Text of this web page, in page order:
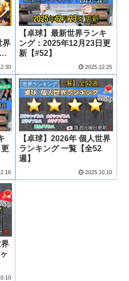
界
【卓球】最新世界ランキ
ング：2025年12月23日更
新【#52】
2025.12.25
世界ランキング
【卓球】2026年 個人世界
ランキング 一覧【全52
週】
2025.10.10